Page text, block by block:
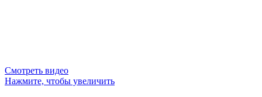
Смотреть видео
Нажмите, чтобы увеличить